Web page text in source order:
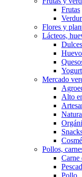
Frutas
Flores y
Lácteos,
Dulces
Yogurt
Mercado
Alto
Pollos,
Carne